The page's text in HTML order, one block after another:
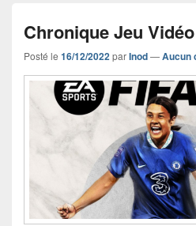
Chronique Jeu
Posté le 16/12/2022parInod—Aucun